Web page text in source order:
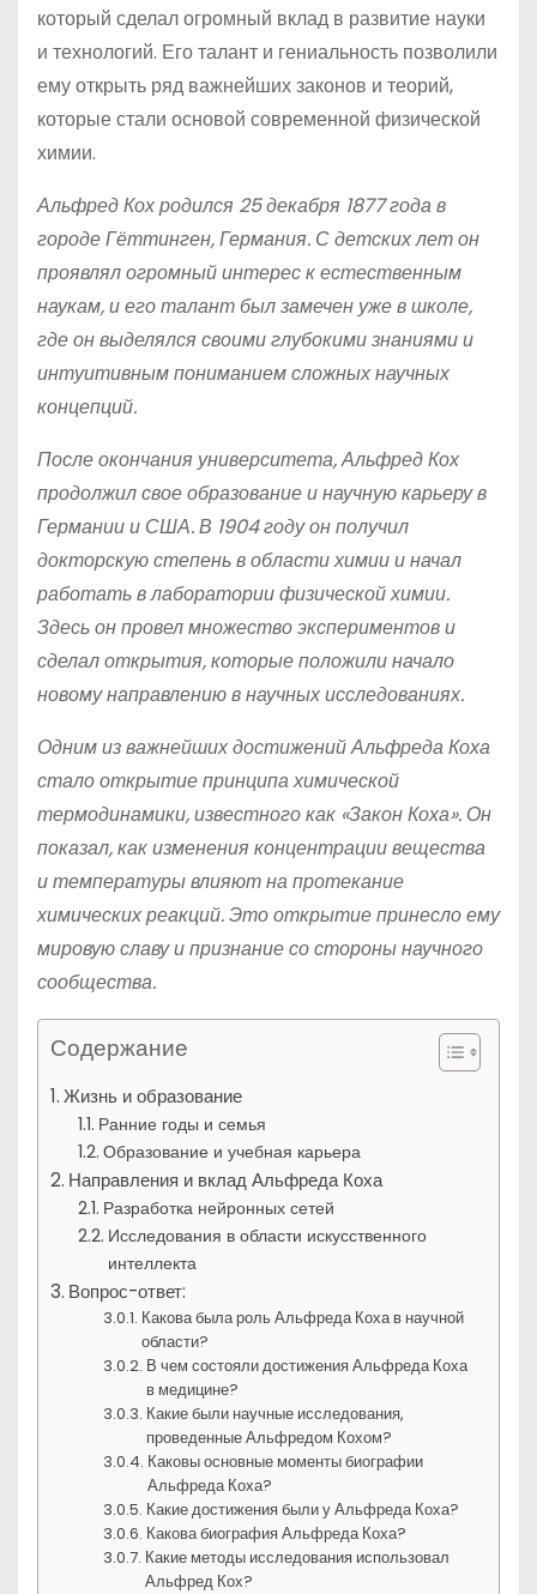
который сделал огромный вклад в развитие науки
и технологий. Его талант и гениальность позволили
ему открыть ряд важнейших законов и теорий,
которые стали основой современной физической
химии.
Альфред Кох родился 25 декабря 1877 года в
городе Гёттинген, Германия. С детских лет он
проявлял огромный интерес к естественным
наукам, и его талант был замечен уже в школе,
где он выделялся своими глубокими знаниями и
интуитивным пониманием сложных научных
концепций.
После окончания университета, Альфред Кох
продолжил свое образование и научную карьеру в
Германии и США. В 1904 году он получил
докторскую степень в области химии и начал
работать в лаборатории физической химии.
Здесь он провел множество экспериментов и
сделал открытия, которые положили начало
новому направлению в научных исследованиях.
Одним из важнейших достижений Альфреда Коха
стало открытие принципа химической
термодинамики, известного как «Закон Коха». Он
показал, как изменения концентрации вещества
и температуры влияют на протекание
химических реакций. Это открытие принесло ему
мировую славу и признание со стороны научного
сообщества.
Содержание
Жизнь и образование
Ранние годы и семья
Образование и учебная карьера
Направления и вклад Альфреда Коха
Разработка нейронных сетей
Исследования в области искусственного
интеллекта
Вопрос-ответ:
Какова была роль Альфреда Коха в научной
области?
В чем состояли достижения Альфреда Коха
в медицине?
Какие были научные исследования,
проведенные Альфредом Кохом?
Каковы основные моменты биографии
Альфреда Коха?
Какие достижения были у Альфреда Коха?
Какова биография Альфреда Коха?
Какие методы исследования использовал
Альфред Кох?